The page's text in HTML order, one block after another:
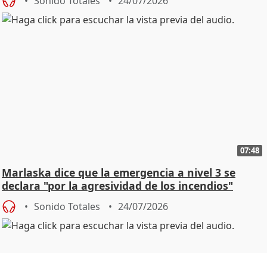
07:48
Marlaska dice que la emergencia a nivel 3 se
declara "por la agresividad de los incendios"
Sonido Totales 24/07/2026